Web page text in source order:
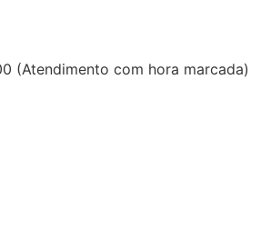
(Atendimento com hora marcada)